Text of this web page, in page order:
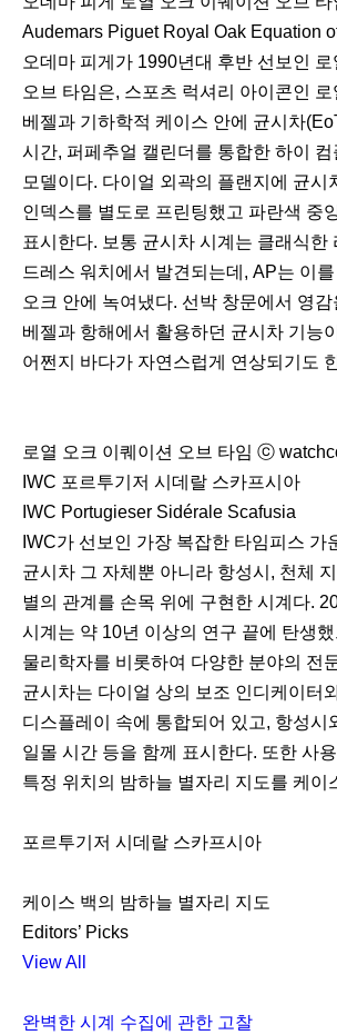
Audemars Piguet Royal Oak Equation
오데마 피게가 1990년대 후반 선보인 로
오브 타임은, 스포츠 럭셔리 아이콘인
베젤과 기하학적 케이스 안에 균시차
시간, 퍼페추얼 캘린더를 통합한 하이 컴
모델이다. 다이얼 외곽의 플랜지에 균시
인덱스를 별도로 프린팅했고 파란색 중
표시한다. 보통 균시차 시계는 클래식한
드레스 워치에서 발견되는데, AP는 이
오크 안에 녹여냈다. 선박 창문에서 영
베젤과 항해에서 활용하던 균시차 기능
어쩐지 바다가 자연스럽게 연상되기도
로열 오크 이퀘이션 오브 타임 ⓒ
IWC 포르투기저 시데랄 스카프시아
IWC Portugieser Sidérale Scafusia
IWC가 선보인 가장 복잡한 타임피스 가
균시차 그 자체뿐 아니라 항성시, 천체 지
별의 관계를 손목 위에 구현한 시계다.
시계는 약 10년 이상의 연구 끝에 탄생했
물리학자를 비롯하여 다양한 분야의 전
균시차는 다이얼 상의 보조 인디케이터
디스플레이 속에 통합되어 있고, 항성시
일몰 시간 등을 함께 표시한다. 또한 사
특정 위치의 밤하늘 별자리 지도를 케이
포르투기저 시데랄 스카프시아
케이스 백의 밤하늘 별자리 지도
Editors’ Picks
View All
완벽한 시계 수집에 관한 고찰